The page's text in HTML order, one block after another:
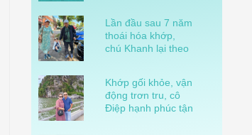
Lần đầu sau 7 năm
thoái hóa khớp,
chú Khanh lại theo
Khớp gối khỏe, vận
động trơn tru, cô
Điệp hạnh phúc tận